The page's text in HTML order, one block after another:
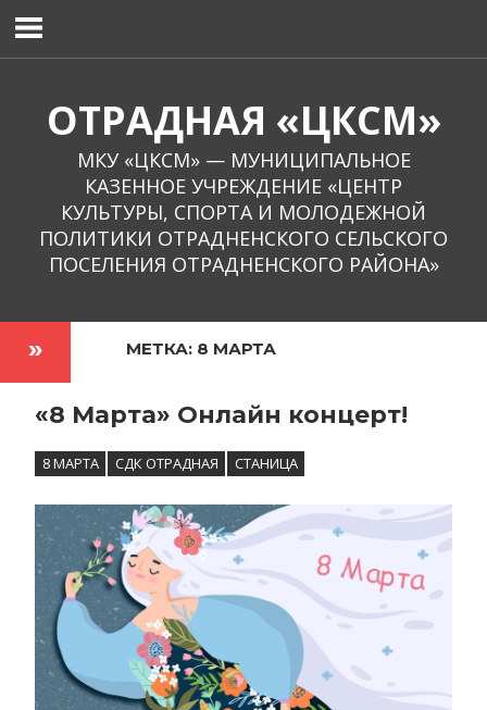
содержимому
ОТРАДНАЯ «ЦКСМ»
МКУ «ЦКСМ» — МУНИЦИПАЛЬНОЕ
КАЗЕННОЕ УЧРЕЖДЕНИЕ «ЦЕНТР
КУЛЬТУРЫ, СПОРТА И МОЛОДЕЖНОЙ
ПОЛИТИКИ ОТРАДНЕНСКОГО СЕЛЬСКОГО
ПОСЕЛЕНИЯ ОТРАДНЕНСКОГО РАЙОНА»
МЕТКА: 8 МАРТА
«8 Марта» Онлайн концерт!
8 МАРТА СДК ОТРАДНАЯ СТАНИЦА